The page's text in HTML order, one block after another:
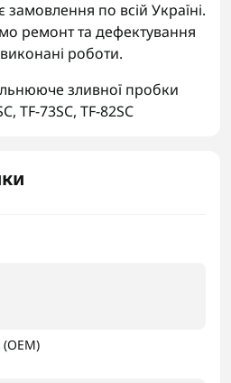
замовлення по всій Україні.
ремонт та дефектування
роботи.
зливної пробки
, TF-73SC, TF-82SC